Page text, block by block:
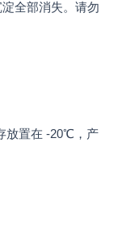
全部消失。请勿
放置在 -20℃，产